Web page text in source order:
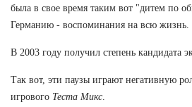
была в свое время таким вот "дитем по
Германию - воспоминания на всю жизнь.
В 2003 году получил степень кандидата
Так вот, эти паузы играют негативную
игрового Теста Микс